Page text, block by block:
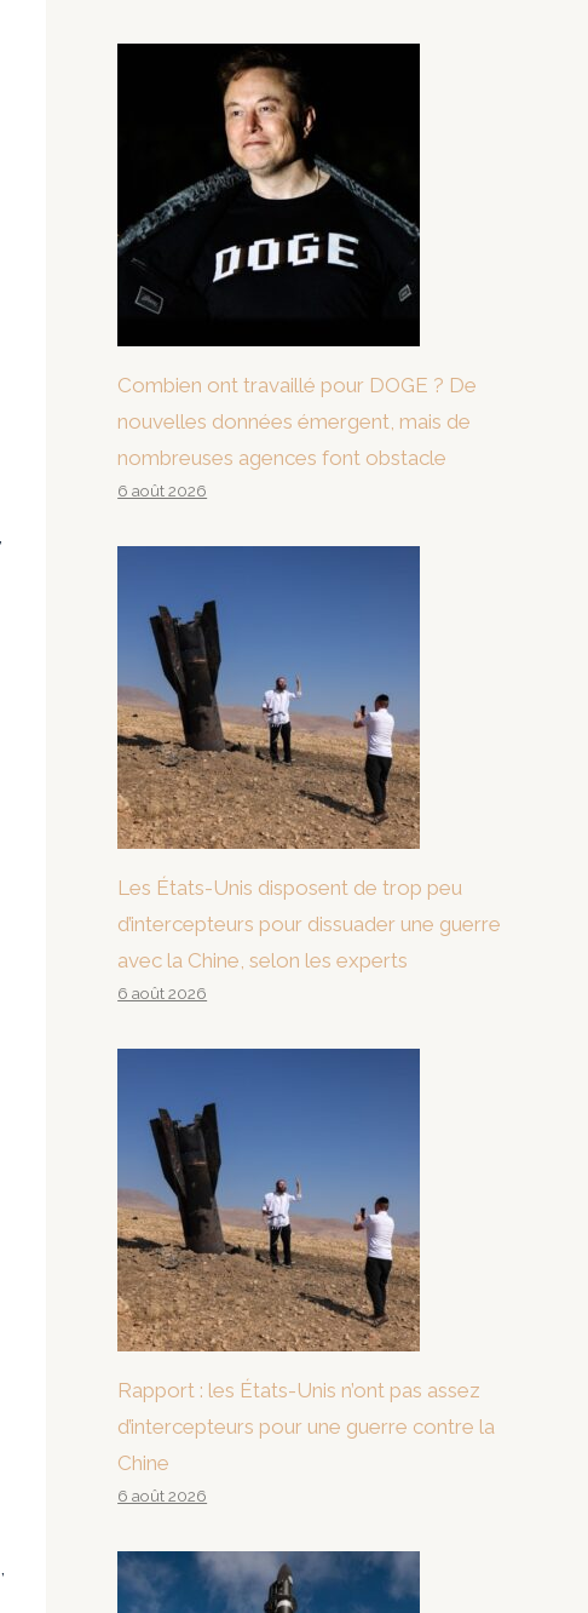
Combien ont travaillé pour DOGE ? De
nouvelles données émergent, mais de
nombreuses agences font obstacle
6 août 2026
Les États-Unis disposent de trop peu
d’intercepteurs pour dissuader une guerre
avec la Chine, selon les experts
6 août 2026
Rapport : les États-Unis n’ont pas assez
d’intercepteurs pour une guerre contre la
Chine
6 août 2026